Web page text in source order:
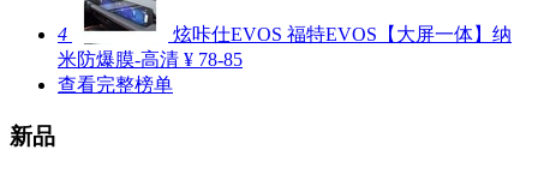
4
炫咔仕EVOS 福特EVOS【大屏一体】纳
米防爆膜-高清 ¥ 78-85
查看完整榜单
新品